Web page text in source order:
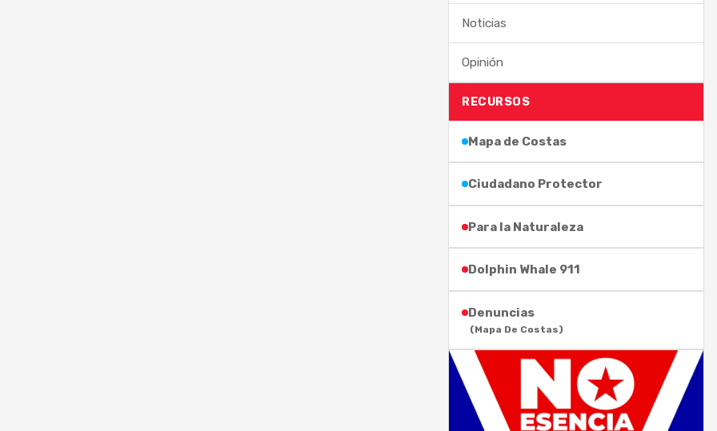
Noticias
Opinión
RECURSOS
Mapa de Costas
Ciudadano Protector
Para la Naturaleza
Dolphin Whale 911
Denuncias
(Mapa De Costas)